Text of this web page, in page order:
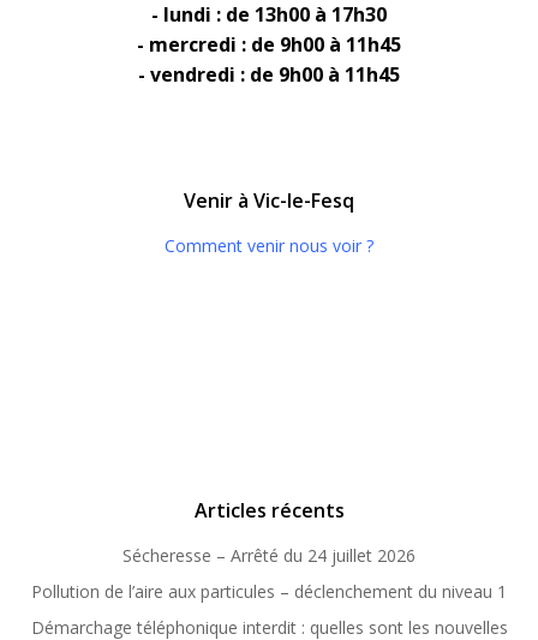
- lundi : de 13h00 à 17h30
- mercredi : de 9h00 à 11h45
- vendredi : de 9h00 à 11h45
Venir à Vic-le-Fesq
Comment venir nous voir ?
Articles récents
Sécheresse – Arrêté du 24 juillet 2026
Pollution de l’aire aux particules – déclenchement du niveau 1
Démarchage téléphonique interdit : quelles sont les nouvelles